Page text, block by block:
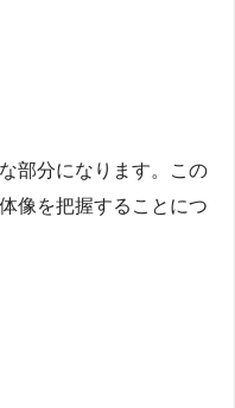
部分になります。この
像を把握することにつ